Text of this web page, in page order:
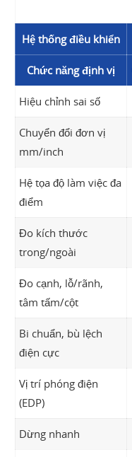
Hệ thống điều khiển
Chức năng định vị
Hiệu chỉnh sai số
Chuyển đổi đơn vị
mm/inch
Hệ tọa độ làm việc đa
điểm
Đo kích thước
trong/ngoài
Đo cạnh, lỗ/rãnh,
tâm tấm/cột
Bi chuẩn, bù lệch
điện cực
Vị trí phóng điện
(EDP)
Dừng nhanh